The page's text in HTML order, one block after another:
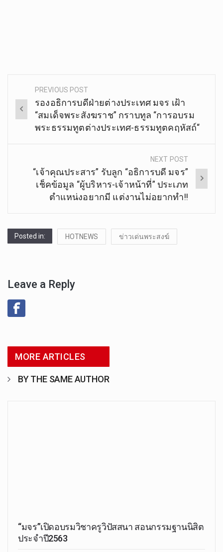
Post
navigation
PREVIOUS POST
รองอธิการบดีฝ่ายต่างประเทศ มจร เฝ้า
“สมเด็จพระสังฆราช” กราบทูล “การอบรม
พระธรรมทูตต่างประเทศ-ธรรมทูตคฤหัสถ์“
NEXT POST
“เจ้าคุณประสาร” รับลูก “อธิการบดี มจร”
เช็คข้อมูล “ผู้บริหาร-เจ้าหน้าที่” ประเภท
ตำแหน่งอยากมี แต่งานไม่อยากทำ!!
Posted in: HOTNEWS ข่าวเด่นพระสงฆ์
Leave a Reply
MORE ARTICLES
BY THE SAME AUTHOR
“มจร”เปิดอบรมวิชาครูวิปัสสนา สอนกรรมฐานนิสิต
ประจำปี2563